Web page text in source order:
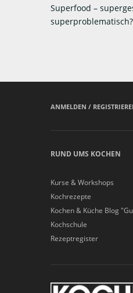
Superfood –
superproblematisch?
ANMELDEN /
RUND UMS KOCHEN
Kurse & Workshops
Kochrezepte
Kochen & Küche Blog
Kochschule
Rezeptregister